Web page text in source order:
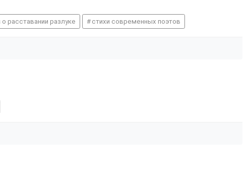
о расставании разлуке стихи современных поэтов